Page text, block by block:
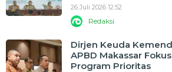
26 Juli 2026 12:52
Redaksi
Dirjen Keuda
APBD Makassar
Program Prioritas